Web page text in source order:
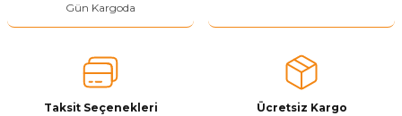
Gün Kargoda
Taksit Seçenekleri
Ücretsiz Kargo